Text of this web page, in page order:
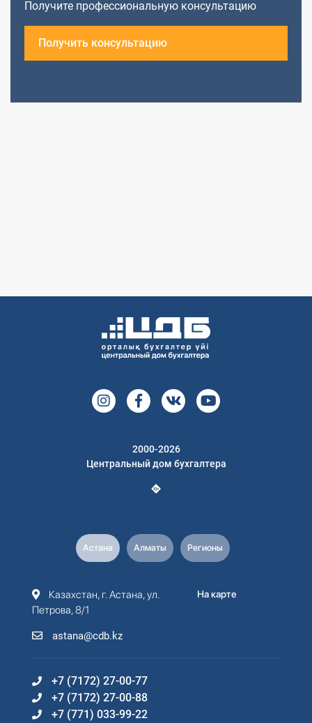
Получите профессиональную консультацию
Получить консультацию
2000-2026
Центральный дом бухгалтера
Астана Алматы Регионы
Казахстан, г. Астана, ул.
Петрова, 8/1
astana@cdb.kz
На карте
+7 (7172) 27-00-77
+7 (7172) 27-00-88
+7 (771) 033-99-22